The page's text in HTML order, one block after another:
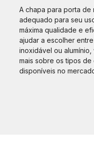
A chapa para porta de
adequado para seu
máxima qualidade e
ajudar a escolher
inoxidável ou
mais sobre os tipos
disponíveis no